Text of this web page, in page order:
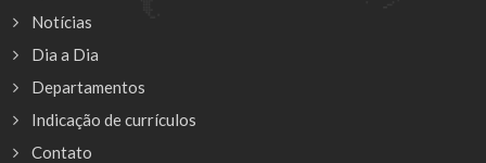
Notícias
Dia a Dia
Departamentos
Indicação de currículos
Contato